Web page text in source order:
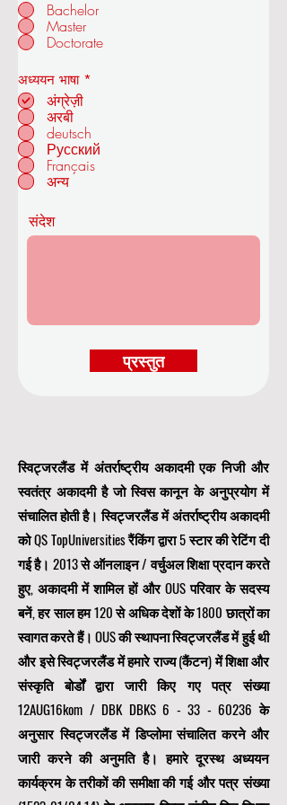
ओयूएस रॉयल एकेडमी ऑफ इकोनॉमिक्स एंड
टेक्नोलॉजी
ज्यूरिख में - स्विट्जरलैंड
स्विट्जरलैंड में अंतर्राष्ट्रीय अकादमी एक निजी और
स्वतंत्र अकादमी है जो स्विस कानून के अनुप्रयोग में
संचालित होती है। स्विट्जरलैंड में अंतर्राष्ट्रीय अकादमी
को QS TopUniversities रैंकिंग द्वारा 5 स्टार की रेटिंग दी
गई है। 2013 से ऑनलाइन / वर्चुअल शिक्षा प्रदान करते
हुए, अकादमी में शामिल हों और OUS परिवार के सदस्य
बनें, हर साल हम 120 से अधिक देशों के 1800 छात्रों का
स्वागत करते हैं। OUS की स्थापना स्विट्जरलैंड में हुई थी
और इसे स्विट्जरलैंड में हमारे राज्य (कैंटन) में शिक्षा और
संस्कृति बोर्डों द्वारा जारी किए गए पत्र संख्या
12AUG16kom / DBK DBKS6 - 33 - 60236 के
अनुसार स्विट्जरलैंड में डिप्लोमा संचालित करने और
जारी करने की अनुमति है। हमारे दूरस्थ अध्ययन
कार्यक्रम के तरीकों की समीक्षा की गई और पत्र संख्या
Bachelor
Master
Doctorate
अध्ययन भाषा *
अंग्रेज़ी
अरबी
deutsch
Русский
Français
अन्य
संदेश
प्रस्तुत